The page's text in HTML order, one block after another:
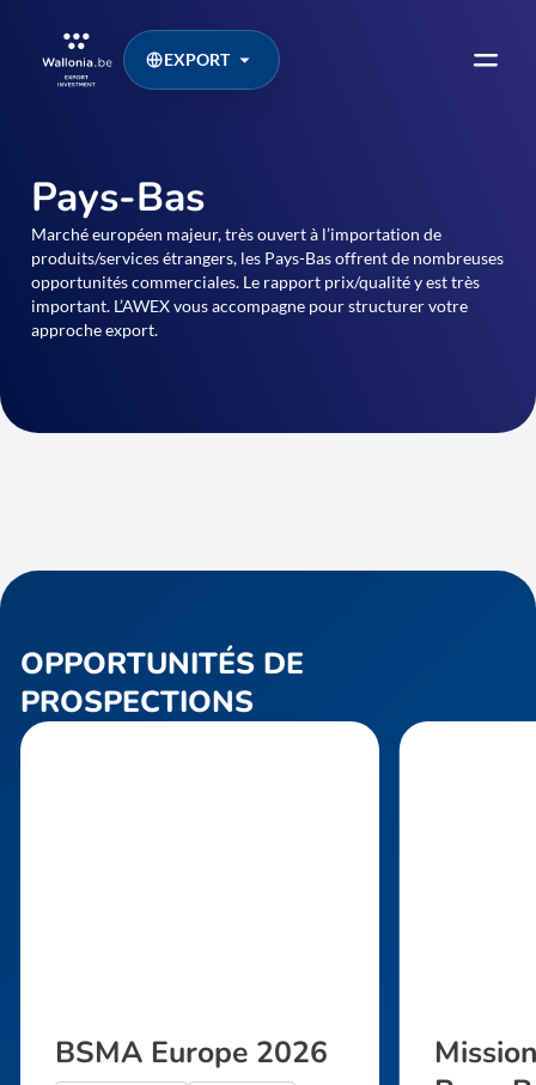
EXPORT
Pays-Bas
Marché européen majeur, très ouvert à l’importation de
produits/services étrangers, les Pays-Bas offrent de nombreuses
opportunités commerciales. Le rapport prix/qualité y est très
important. L’AWEX vous accompagne pour structurer votre
approche export.
OPPORTUNITÉS DE
PROSPECTIONS
BSMA Europe 2026